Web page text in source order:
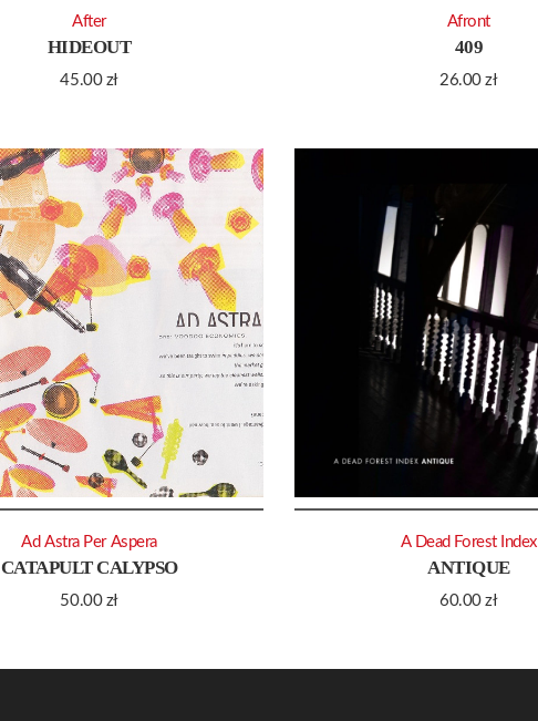
HIDEOUT
45.00 zł
After
409
26.00zł
Afront
CATAPULT CALYPSO
50.00 zł
Ad Astra Per Aspera
ANTIQUE
60.00zł
A Dead Forest Index